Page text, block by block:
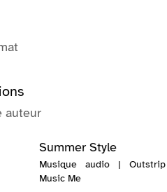
auteur
Summer Style
Musique audio |
Music Me